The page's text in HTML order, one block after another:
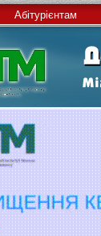
Абітурієнтам